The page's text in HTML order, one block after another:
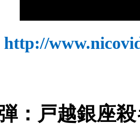
http://
：戸越銀座